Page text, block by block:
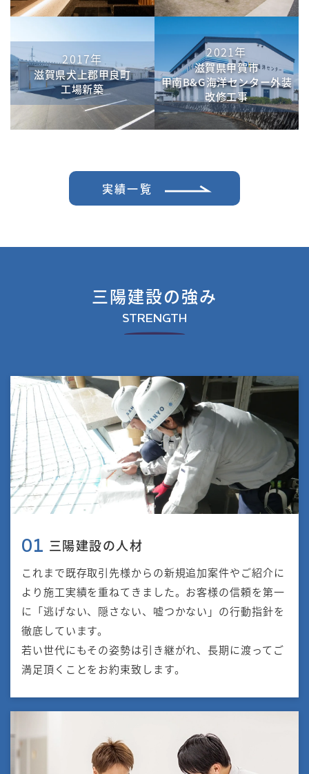
2017年
滋賀県犬上郡甲良町
工場新築
2021年
滋賀県甲賀市
甲南B&G海洋センター外装
改修工事
実績一覧
三陽建設の強み
STRENGTH
01 三陽建設の⼈材
これまで既存取引先様からの新規追加案件やご紹介に
より施⼯実績を重ねてきました。お客様の信頼を第⼀
に「逃げない、隠さない、嘘つかない」の⾏動指針を
徹底しています。
若い世代にもその姿勢は引き継がれ、⻑期に渡ってご
満⾜頂くことをお約束致します。